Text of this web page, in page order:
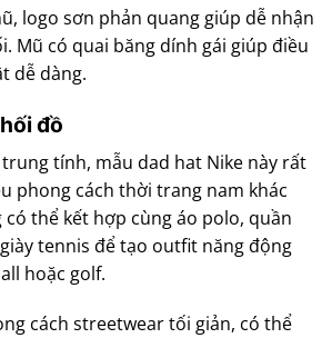
logo sơn phản quang giúp dễ nhận
Mũ có quai băng dính gái giúp điều
dễ dàng.
đồ
tính, mẫu dad hat Nike này rất
phong cách thời trang nam khác
có thể kết hợp cùng áo polo, quần
tennis để tạo outfit năng động
hoặc golf.
cách streetwear tối giản, có thể